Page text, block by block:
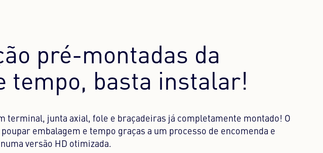
pré-montadas da
tempo, basta instalar!
terminal, junta axial, fole e braçadeiras já completamente montado! O
embalagem e tempo graças a um processo de encomenda e
versão HD otimizada.